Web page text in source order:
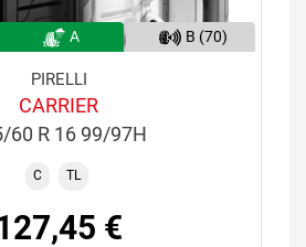
A B (70)
PIRELLI
CARRIER
60 R 16 99/97H
C TL
€